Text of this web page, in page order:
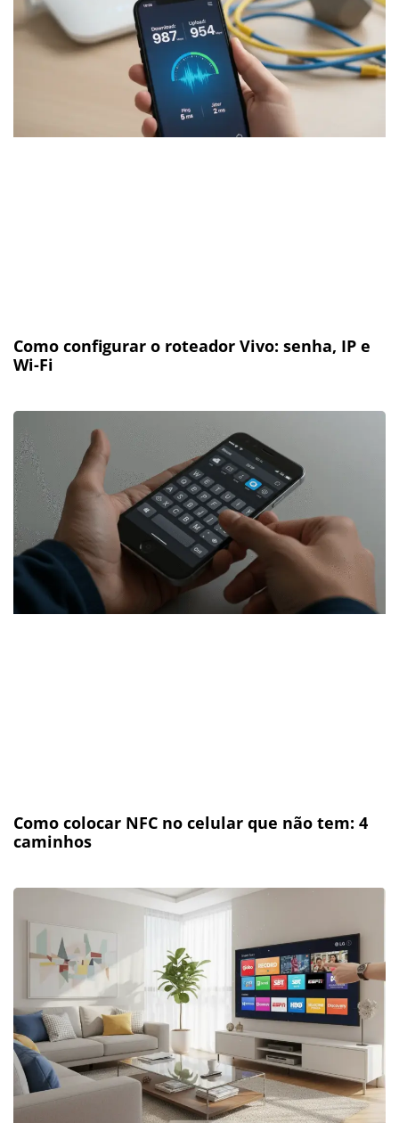
Como configurar o roteador Vivo: senha, IP e
Wi-Fi
Como colocar NFC no celular que não tem: 4
caminhos